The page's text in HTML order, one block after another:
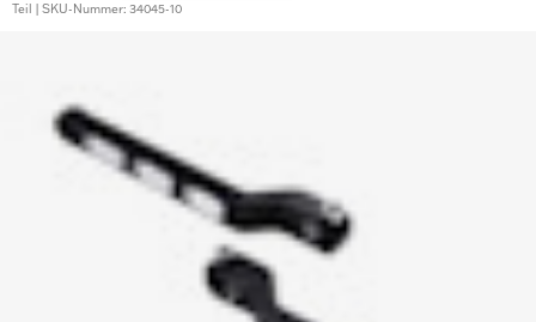
Teil | SKU-Nummer: 34045-10